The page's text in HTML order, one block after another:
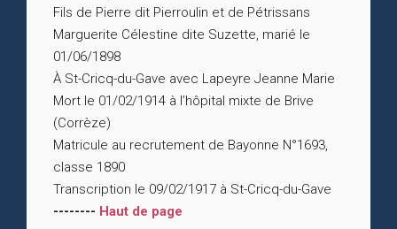
Fils de Pierre dit Pierroulin et de Pétrissans
Marguerite Célestine dite Suzette, marié le
01/06/1898
À St-Cricq-du-Gave avec Lapeyre Jeanne Marie
Mort le 01/02/1914 à l’hôpital mixte de Brive
(Corrèze)
Matricule au recrutement de Bayonne N°1693,
classe 1890
Transcription le 09/02/1917 à St-Cricq-du-Gave
-------- Haut de page